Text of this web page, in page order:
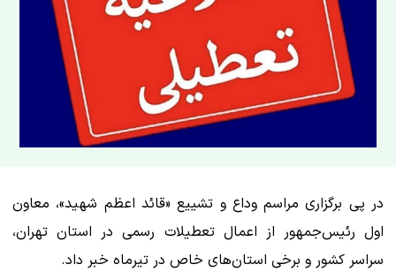
در پی برگزاری مراسم وداع و تشییع «قائد اعظم شهید»، معاون
اول رئیس‌جمهور از اعمال تعطیلات رسمی در استان تهران،
سراسر کشور و برخی استان‌های خاص در تیرماه خبر داد.